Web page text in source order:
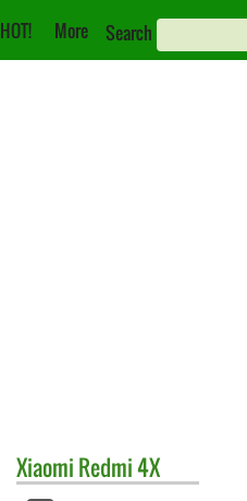
HOT! More Search
Xiaomi Redmi 4X